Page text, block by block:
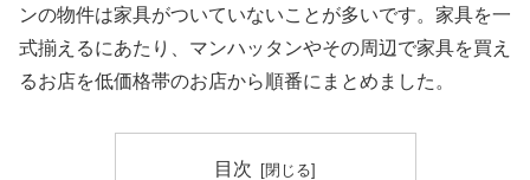
ンの物件は家具がついていないことが多いです。家具を一
式揃えるにあたり、マンハッタンやその周辺で家具を買え
るお店を低価格帯のお店から順番にまとめました。
目次